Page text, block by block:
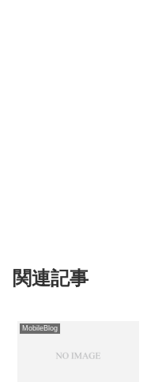
関連記事
MobileBlog